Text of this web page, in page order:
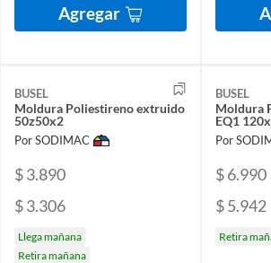
Agregar
BUSEL
Moldura Poliestireno extruido
50z50x2
Por SODIMAC
$ 3.890
$ 3.306
Llega mañana
Retira mañana
BUSEL
Moldura
EQ1
Por
$ 6.990
$ 5.942
Retira